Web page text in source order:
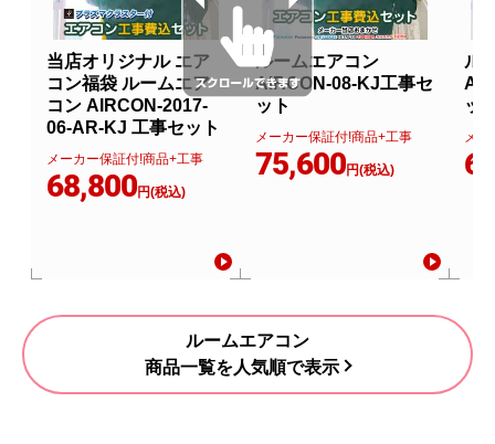
当店オリジナル エア
コン福袋 ルームエア
コン AIRCON-2017-
06-AR-KJ 工事セット
メーカー保証付!商品+工事
68,800円(税込)
ルームエアコン
AIRCON-08-KJ工事セ
ット
メーカー保証付!商品+工事
75,600円(税込)
ル
ッ
メー
ルームエアコン
商品一覧を人気順で表示